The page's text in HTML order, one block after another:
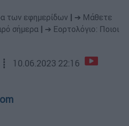
των εφημερίδων
➔ Μάθετε
σήμερα
➔ Εορτολόγιο: Ποιοι
┋ 10.06.2023 22:16